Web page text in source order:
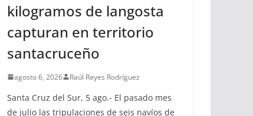
kilogramos de langosta
capturan en territorio
santacruceño
agosto 6, 2026 Raúl Reyes Rodríguez
Santa Cruz del Sur, 5 ago.- El pasado mes
de julio las tripulaciones de seis navíos de